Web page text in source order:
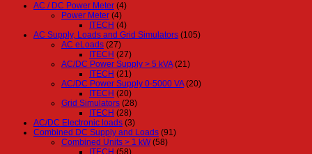
AC / DC Power Meter (4)
Power Meter (4)
ITECH (4)
AC Supply, Loads and Grid Simulators (105)
AC eLoads (27)
ITECH (27)
AC/DC Power Supply > 5 kVA (21)
ITECH (21)
AC/DC Power Supply 0-5000 VA (20)
ITECH (20)
Grid Simulators (28)
ITECH (28)
AC/DC Electronic loads (3)
Combined DC Supply and Loads (91)
Combined Units > 1 kW (58)
ITECH (58)